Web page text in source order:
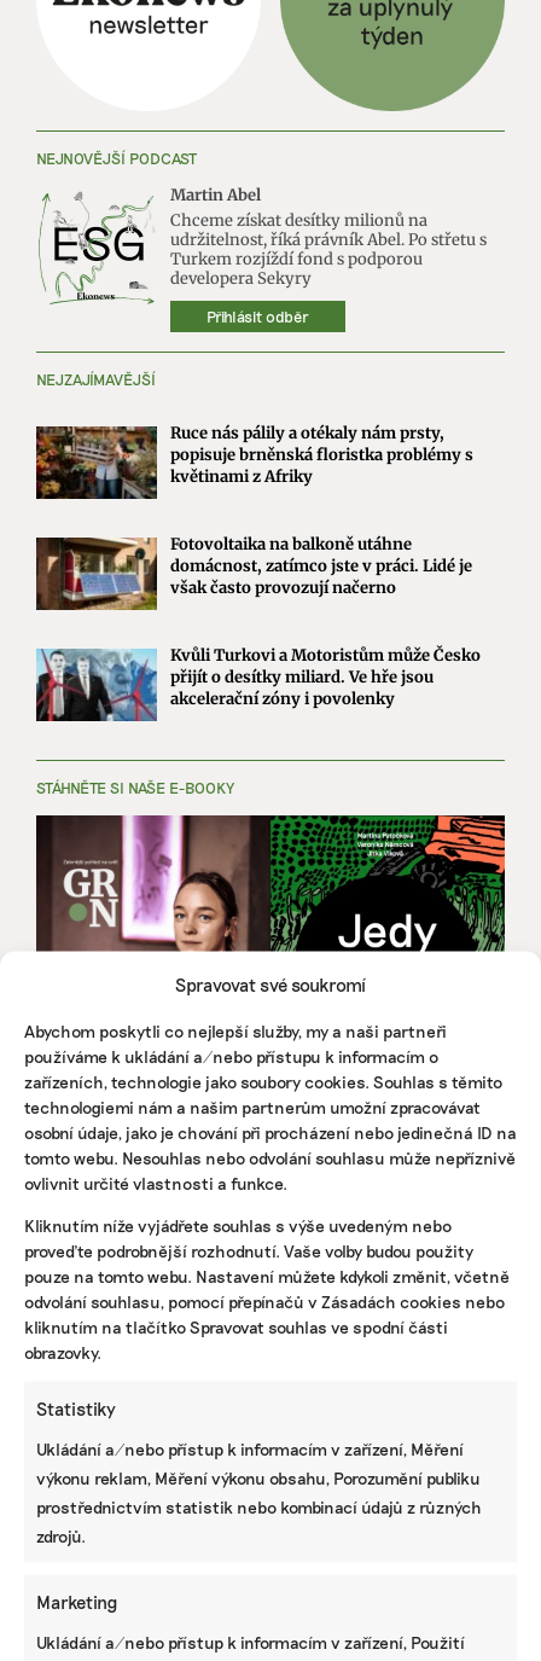
Spravovat své soukromí
Abychom poskytli co nejlepší služby, my a naši partneři
používáme k ukládání a/nebo přístupu k informacím o
zařízeních, technologie jako soubory cookies. Souhlas s těmito
technologiemi nám a našim partnerům umožní zpracovávat
osobní údaje, jako je chování při procházení nebo jedinečná ID na
tomto webu. Nesouhlas nebo odvolání souhlasu může nepříznivě
ovlivnit určité vlastnosti a funkce.
Kliknutím níže vyjádřete souhlas s výše uvedeným nebo
proveďte podrobnější rozhodnutí. Vaše volby budou použity
pouze na tomto webu. Nastavení můžete kdykoli změnit, včetně
odvolání souhlasu, pomocí přepínačů v Zásadách cookies nebo
kliknutím na tlačítko Spravovat souhlas ve spodní části
obrazovky.
Statistiky
Ukládání a/nebo přístup k informacím v zařízení, Měření
výkonu reklam, Měření výkonu obsahu, Porozumění publiku
prostřednictvím statistik nebo kombinací údajů z různých
zdrojů.
Marketing
Ukládání a/nebo přístup k informacím v zařízení, Použití
NEJNOVĚJŠÍ PODCAST
Martin Abel
Chceme získat desítky milionů na
udržitelnost, říká právník Abel. Po střetu s
Turkem rozjíždí fond s podporou
developera Sekyry
Přihlásit odběr
NEJZAJÍMAVĚJŠÍ
Ruce nás pálily a otékaly nám prsty,
popisuje brněnská floristka problémy s
květinami z Afriky
Fotovoltaika na balkoně utáhne
domácnost, zatímco jste v práci. Lidé je
však často provozují načerno
Kvůli Turkovi a Motoristům může Česko
přijít o desítky miliard. Ve hře jsou
akcelerační zóny i povolenky
STÁHNĚTE SI NAŠE E-BOOKY
KOMERČNÍ SDĚLENÍ
Udržitelnost, umění i komunitní sdílení.
Festival Týká se to také tebe v Uherském
Hradišti startuje tento týden
způsob, jak řídit firmu do budoucna a zvyšovat
její hodnotu, říká expertka